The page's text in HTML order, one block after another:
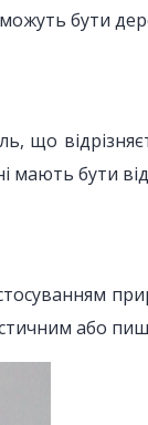
можуть бути
що
бути
або